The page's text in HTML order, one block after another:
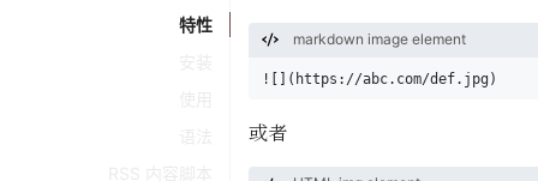
特性
markdown image element
![]( https://abc.com/def.jpg)
或者